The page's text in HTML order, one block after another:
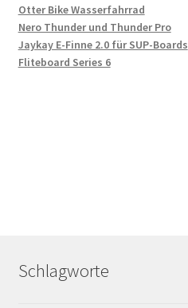
Otter Bike Wasserfahrrad
Nero Thunder und Thunder Pro
Jaykay E-Finne 2.0 für SUP-Boards
Fliteboard Series 6
Schlagworte